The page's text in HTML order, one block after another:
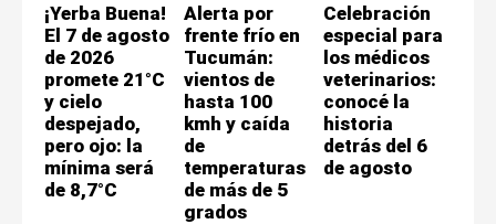
¡Yerba Buena!
El 7 de agosto
de 2026
promete 21°C
y cielo
despejado,
pero ojo: la
mínima será
de 8,7°C
Alerta por
frente frío en
Tucumán:
vientos de
hasta 100
kmh y caída
de
temperaturas
de más de 5
grados
Celebración
especial para
los médicos
veterinarios:
conocé la
historia
detrás del 6
de agosto